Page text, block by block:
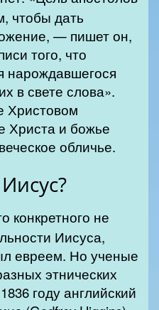
чтобы дать
— пишет он,
того, что
нарождавшегося
в свете слова».
Христовом
Христа и божье
обличье.
конкретного не
Иисуса,
евреем. Но ученые
этнических
году английский